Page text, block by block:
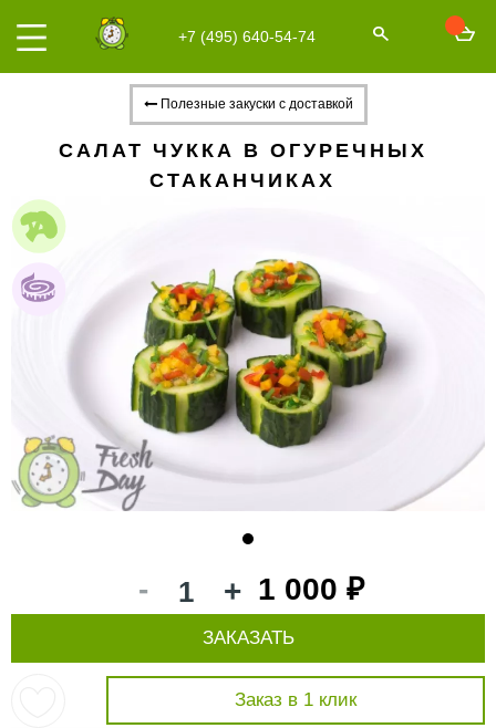
+7 (495) 640-54-74
Полезные закуски с доставкой
САЛАТ ЧУККА В ОГУРЕЧНЫХ
СТАКАНЧИКАХ
- + 1 000 ₽
Заказ в 1 клик
ЗАКАЗАТЬ